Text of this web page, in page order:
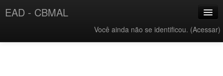
EAD - CBMAL
Você ainda não se identificou. (Acessar)